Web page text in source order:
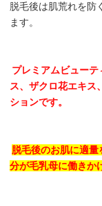
脱毛後は肌荒れを防
ます。
プレミアムビュー
ス、ザクロ花エキス
ションです。
脱毛後のお肌に適
分が毛乳母に働きか